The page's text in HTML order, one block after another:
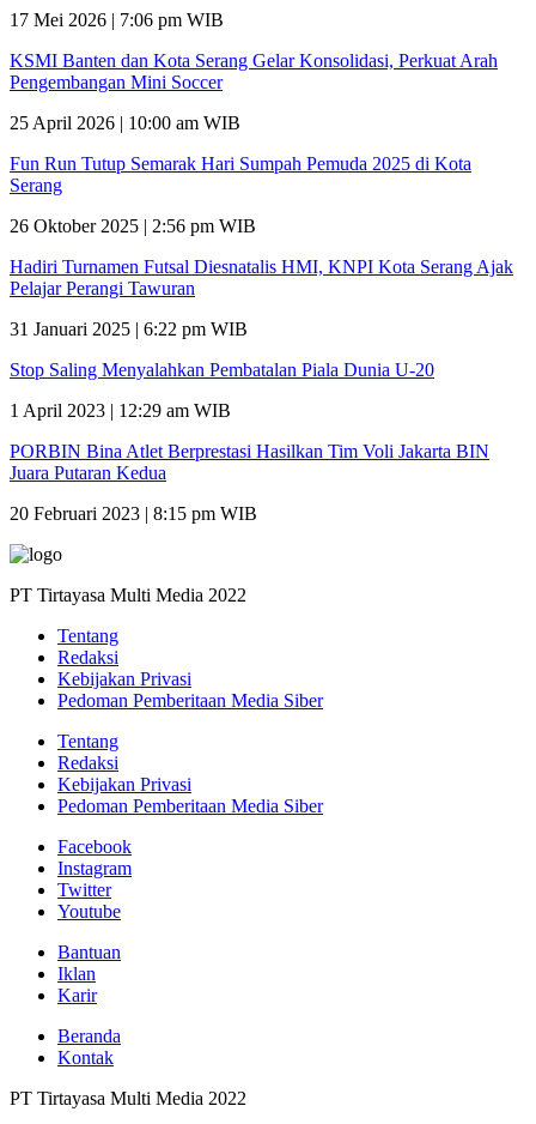
17 Mei 2026 | 7:06 pm WIB
KSMI Banten dan Kota Serang Gelar Konsolidasi, Perkuat Arah
Pengembangan Mini Soccer
25 April 2026 | 10:00 am WIB
Fun Run Tutup Semarak Hari Sumpah Pemuda 2025 di Kota
Serang
26 Oktober 2025 | 2:56 pm WIB
Hadiri Turnamen Futsal Diesnatalis HMI, KNPI Kota Serang Ajak
Pelajar Perangi Tawuran
31 Januari 2025 | 6:22 pm WIB
Stop Saling Menyalahkan Pembatalan Piala Dunia U-20
1 April 2023 | 12:29 am WIB
PORBIN Bina Atlet Berprestasi Hasilkan Tim Voli Jakarta BIN
Juara Putaran Kedua
20 Februari 2023 | 8:15 pm WIB
PT Tirtayasa Multi Media 2022
Tentang
Redaksi
Kebijakan Privasi
Pedoman Pemberitaan Media Siber
Tentang
Redaksi
Kebijakan Privasi
Pedoman Pemberitaan Media Siber
Facebook
Instagram
Twitter
Youtube
Bantuan
Iklan
Karir
Beranda
Kontak
PT Tirtayasa Multi Media 2022